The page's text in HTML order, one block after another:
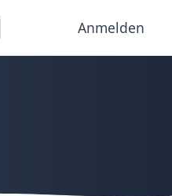
Anmelden